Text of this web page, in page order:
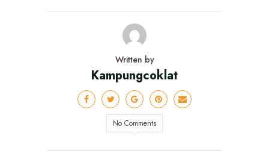
Written by
Kampungcoklat
No Comments